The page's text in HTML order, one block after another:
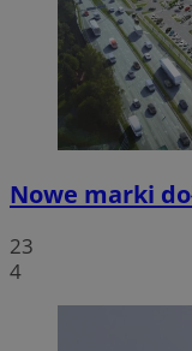
Nowe marki
23
4